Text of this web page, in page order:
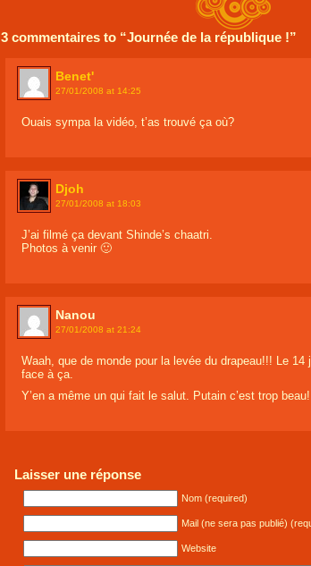
3 commentaires to “Journée de la république !”
Benet'
27/01/2008 at 14:25
Ouais sympa la vidéo, t’as trouvé ça où?
Djoh
27/01/2008 at 18:03
J’ai filmé ça devant Shinde’s chaatri.
Photos à venir 🙂
Nanou
27/01/2008 at 21:24
Waah, que de monde pour la levée du drapeau!!! Le 14
face à ça.
Y’en a même un qui fait le salut. Putain c’est trop beau!
Laisser une réponse
Nom (required)
Mail (ne sera pas publié)
Website